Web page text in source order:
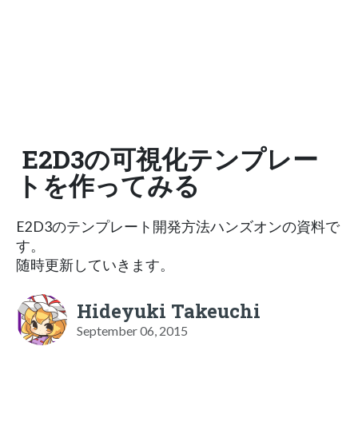
E2D3の可視化テンプレー
トを作ってみる
E2D3のテンプレート開発方法ハンズオンの資料で
す。
随時更新していきます。
Hideyuki Takeuchi
September 06, 2015